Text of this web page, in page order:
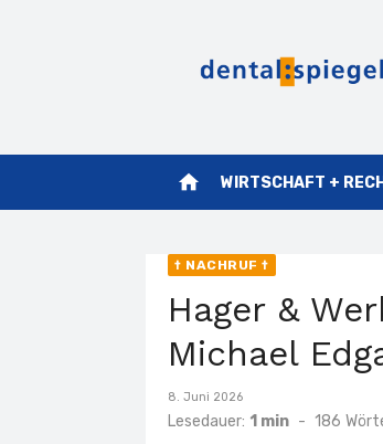
home WIRTSCHAFT +
† NACHRUF †
Hager &
Michael
Veröffentlicht
am
8. Juni 2026
Lesedauer: 1 min - 186